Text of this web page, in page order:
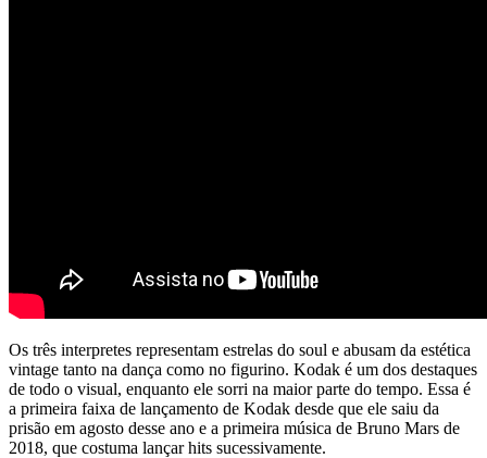
Os três interpretes representam estrelas do soul e abusam da estética
vintage tanto na dança como no figurino. Kodak é um dos destaques
de todo o visual, enquanto ele sorri na maior parte do tempo. Essa é
a primeira faixa de lançamento de Kodak desde que ele saiu da
prisão em agosto desse ano e a primeira música de Bruno Mars de
2018, que costuma lançar hits sucessivamente.